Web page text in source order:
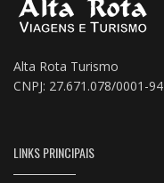
Alta Rota Turismo
CNPJ: 27.671.078/0001-94
LINKS PRINCIPAIS